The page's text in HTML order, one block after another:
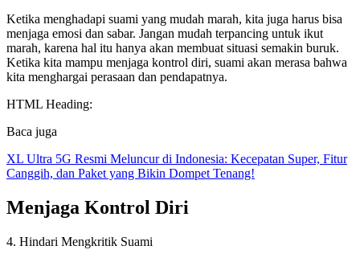
Ketika menghadapi suami yang mudah marah, kita juga harus bisa
menjaga emosi dan sabar. Jangan mudah terpancing untuk ikut
marah, karena hal itu hanya akan membuat situasi semakin buruk.
Ketika kita mampu menjaga kontrol diri, suami akan merasa bahwa
kita menghargai perasaan dan pendapatnya.
HTML Heading:
Baca juga
XL Ultra 5G Resmi Meluncur di Indonesia: Kecepatan Super, Fitur
Canggih, dan Paket yang Bikin Dompet Tenang!
Menjaga Kontrol Diri
4. Hindari Mengkritik Suami